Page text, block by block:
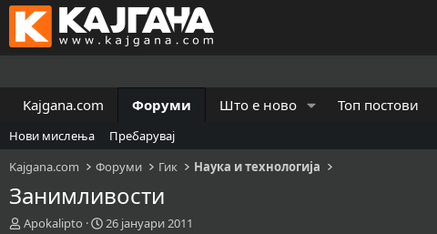
Kajgana.com Форуми Што е ново Топ постови
Нови мислења
Пребарувај
Kajgana.com
Форуми Гик Наука и технологија
Занимливости
К
Apokalipto
В
26 јануари 2011